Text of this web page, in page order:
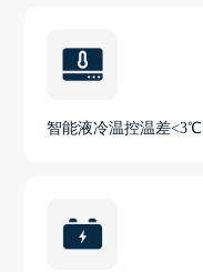
智能液冷温控温差<3℃